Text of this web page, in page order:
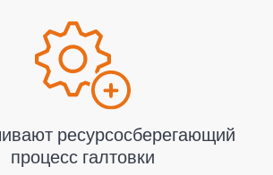
ресурсосберегающий
процесс галтовки